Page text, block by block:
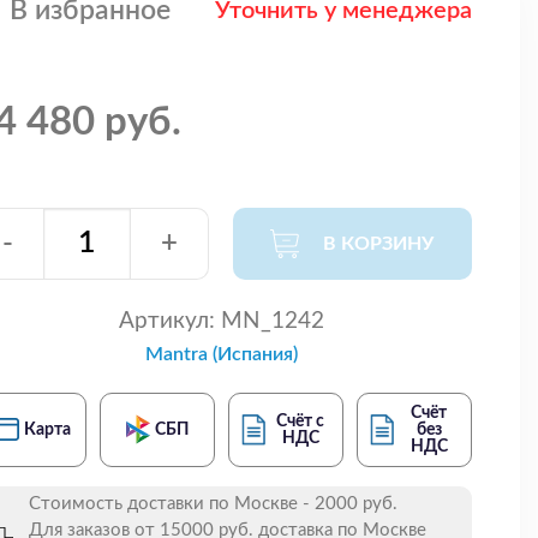
В избранное Уточнить у менеджера
480 руб.
- + В КОРЗИНУ
Артикул: MN_1242
Mantra (Испания)
Карта СБП
Счёт с
НДС
Счёт
без
НДС
Стоимость доставки по Москве - 2000 руб.
Для заказов от 15000 руб. доставка по Москве